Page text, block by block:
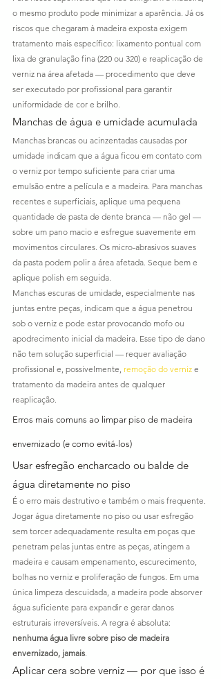
o mesmo produto pode minimizar a aparência. Já os
riscos que chegaram à madeira exposta exigem
tratamento mais específico: lixamento pontual com
lixa de granulação fina (220 ou 320) e reaplicação de
verniz na área afetada — procedimento que deve
ser executado por profissional para garantir
uniformidade de cor e brilho.
Manchas de água e umidade acumulada
Manchas brancas ou acinzentadas causadas por
umidade indicam que a água ficou em contato com
o verniz por tempo suficiente para criar uma
emulsão entre a película e a madeira. Para manchas
recentes e superficiais, aplique uma pequena
quantidade de pasta de dente branca — não gel —
sobre um pano macio e esfregue suavemente em
movimentos circulares. Os micro-abrasivos suaves
da pasta podem polir a área afetada. Seque bem e
aplique polish em seguida.
Manchas escuras de umidade, especialmente nas
juntas entre peças, indicam que a água penetrou
sob o verniz e pode estar provocando mofo ou
apodrecimento inicial da madeira. Esse tipo de dano
não tem solução superficial — requer avaliação
profissional e, possivelmente, remoção do verniz e
tratamento da madeira antes de qualquer
reaplicação.
Erros mais comuns ao limpar piso de madeira
envernizado (e como evitá-los)
Usar esfregão encharcado ou balde de
água diretamente no piso
É o erro mais destrutivo e também o mais frequente.
Jogar água diretamente no piso ou usar esfregão
sem torcer adequadamente resulta em poças que
penetram pelas juntas entre as peças, atingem a
madeira e causam empenamento, escurecimento,
bolhas no verniz e proliferação de fungos. Em uma
única limpeza descuidada, a madeira pode absorver
água suficiente para expandir e gerar danos
estruturais irreversíveis. A regra é absoluta:
nenhuma água livre sobre piso de madeira
envernizado, jamais.
Aplicar cera sobre verniz — por que isso é